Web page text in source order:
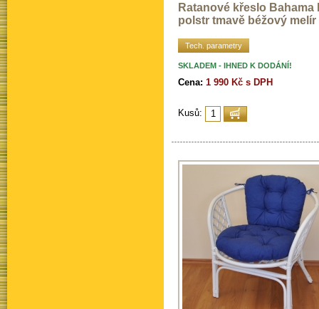
Ratanové křeslo Bahama
polstr tmavě béžový melír
Tech. parametry
SKLADEM - IHNED K DODÁNÍ!
Cena: 1 990 Kč s DPH
Kusů: